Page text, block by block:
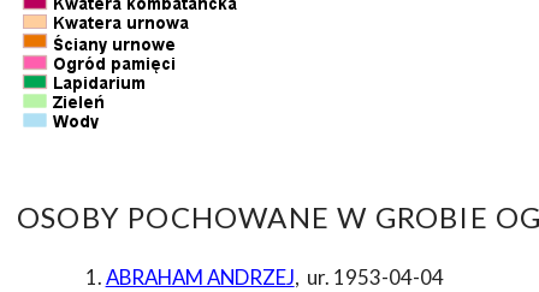
OSOBY POCHOWANE W GROBIE
ABRAHAM ANDRZEJ, ur. 1953-04-04